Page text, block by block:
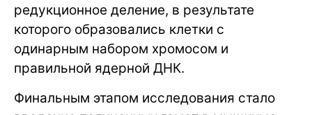
редукционное деление, в результате
которого образовались клетки с
одинарным набором хромосом и
правильной ядерной ДНК.
Финальным этапом исследования стало